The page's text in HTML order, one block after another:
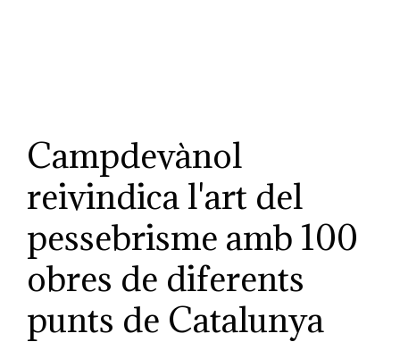
Campdevànol
reivindica l'art del
pessebrisme amb 100
obres de diferents
punts de Catalunya